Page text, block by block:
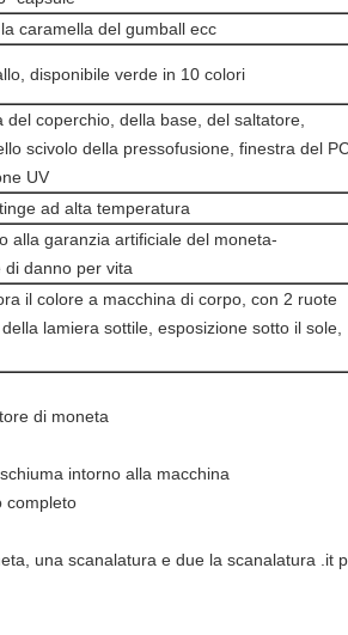
caramella del gumball ecc
disponibile verde in 10 colori
del coperchio, della base, del saltatore,
scivolo della pressofusione, finestra del
UV
ad alta temperatura
alla garanzia artificiale del moneta-
di danno per vita
il colore a macchina di corpo, con 2 ruote
lamiera sottile, esposizione sotto il sole,
di moneta
intorno alla macchina
completo
una scanalatura e due la scanalatura